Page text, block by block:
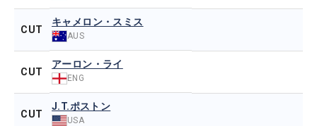
CUT
キャメロン・スミス
AUS
CUT
アーロン・ライ
ENG
CUT
J.T.ポストン
USA